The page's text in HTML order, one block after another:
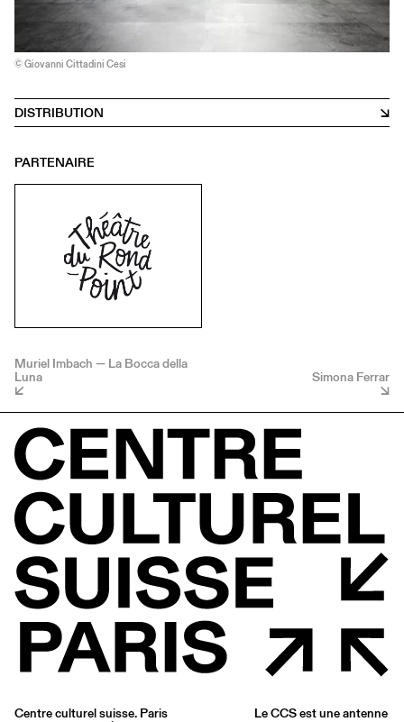
© Giovanni Cittadini Cesi
DISTRIBUTION
PARTENAIRE
Muriel Imbach — La Bocca della
Luna Simona Ferrar
Centre culturel suisse. Paris Le CCS est une antenne